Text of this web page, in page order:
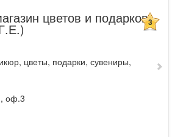
цветов и подарков3
цветы, подарки, сувениры,
оф.3